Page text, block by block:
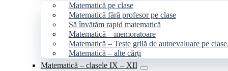
Matematică pe clase
Matematică fără profesor pe clase
Să învățăm rapid matematică
Matematică – memoratoare
Matematică – Teste grilă de autoevaluare pe
Matematică – alte cărți
Matematică – clasele IX – XII